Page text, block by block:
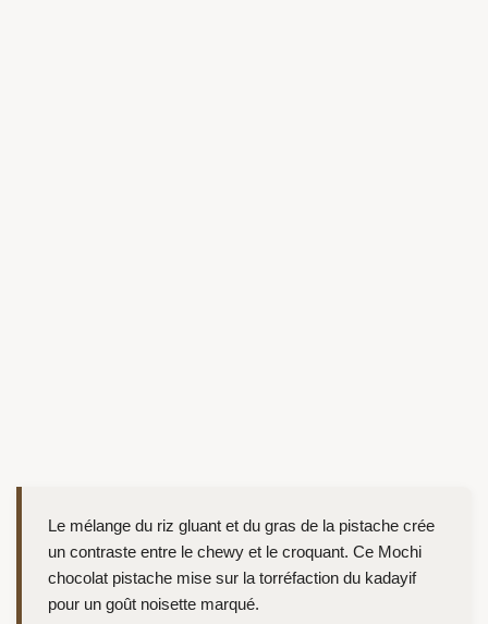
Le mélange du riz gluant et du gras de la pistache crée
un contraste entre le chewy et le croquant. Ce Mochi
chocolat pistache mise sur la torréfaction du kadayif
pour un goût noisette marqué.